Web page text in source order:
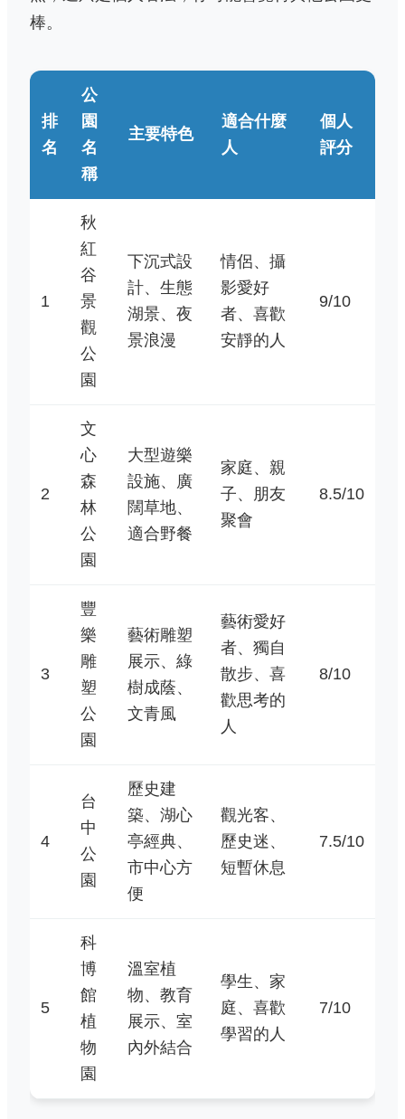
棒。
排
名
公
園
名
稱
主要特色
適合什麼
人
個人
評分
1
秋
紅
谷
景
觀
公
園
下沉式設
計、生態
湖景、夜
景浪漫
情侶、攝
影愛好
者、喜歡
安靜的人
9/10
2
文
心
森
林
公
園
大型遊樂
設施、廣
闊草地、
適合野餐
家庭、親
子、朋友
聚會
8.5/10
3
豐
樂
雕
塑
公
園
藝術雕塑
展示、綠
樹成蔭、
文青風
藝術愛好
者、獨自
散步、喜
歡思考的
人
8/10
4
台
中
公
園
歷史建
築、湖心
亭經典、
市中心方
便
觀光客、
歷史迷、
短暫休息
7.5/10
5
科
博
館
植
物
園
溫室植
物、教育
展示、室
內外結合
學生、家
庭、喜歡
學習的人
7/10